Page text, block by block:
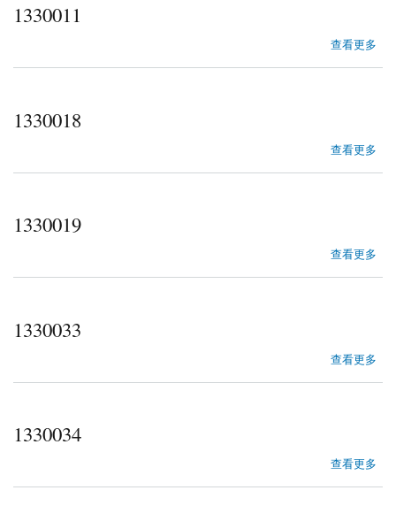
1330011
查看更多
1330018
查看更多
1330019
查看更多
1330033
查看更多
1330034
查看更多